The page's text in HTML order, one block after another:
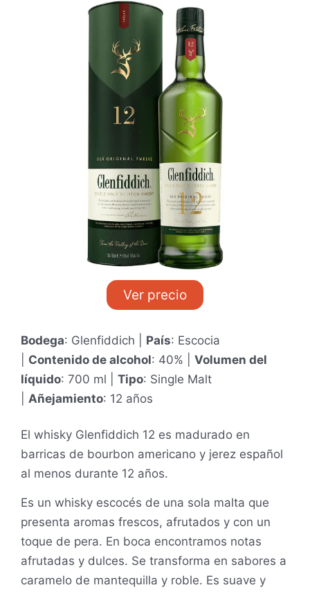
Ver precio
Bodega: Glenfiddich | País: Escocia
Contenido de alcohol: 40% | Volumen del
líquido: 700 ml | Tipo: Single Malt
Añejamiento: 12 años
El whisky Glenfiddich 12 es madurado en
barricas de bourbon americano y jerez español
al menos durante 12 años.
Es un whisky escocés de una sola malta que
presenta aromas frescos, afrutados y con un
toque de pera. En boca encontramos notas
afrutadas y dulces. Se transforma en sabores a
caramelo de mantequilla y roble. Es suave y